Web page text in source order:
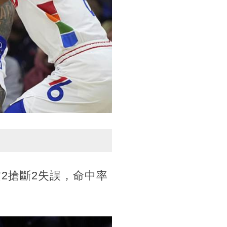
搶斷2失誤，命中率